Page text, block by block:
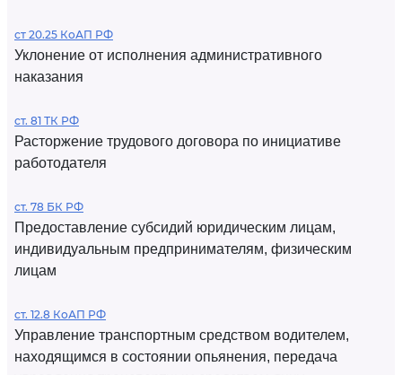
ст 20.25 КоАП РФ
Уклонение от исполнения административного
наказания
ст. 81 ТК РФ
Расторжение трудового договора по инициативе
работодателя
ст. 78 БК РФ
Предоставление субсидий юридическим лицам,
индивидуальным предпринимателям, физическим
лицам
ст. 12.8 КоАП РФ
Управление транспортным средством водителем,
находящимся в состоянии опьянения, передача